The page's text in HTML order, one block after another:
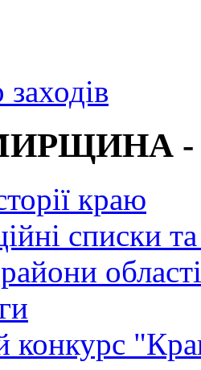
-
краю
списки
області
конкурс